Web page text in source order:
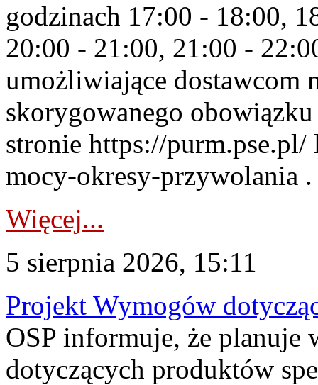
godzinach 17:00 - 18:00,
20:00 - 21:00, 21:00 -
umożliwiające dostawcom
skorygowanego
stronie https://
mocy-okresy-przywolania
Więcej...
5 sierpnia 2026, 15:11
Projekt Wymogów
OSP informuje, że planuje
dotyczących produktów